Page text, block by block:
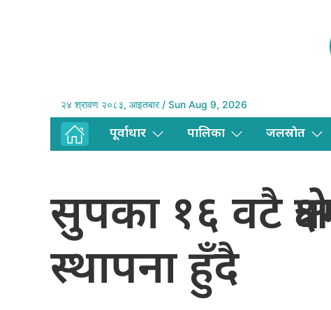
२४ श्रावण २०८३, आइतबार / Sun Aug 9, 2026
पूर्वाधार पालिका जलस्राेत
सुपका १६ वटै
स्थापना हुँदै